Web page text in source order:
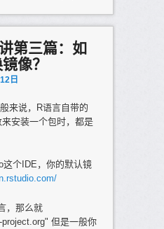
第三篇：如
像？
日
来说，R语言自带的
安装一个包时，都是
这个IDE，你的默认镜
，那么就
但是一般你